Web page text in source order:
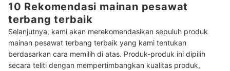
10 Rekomendasi mainan pesawat
terbang terbaik
Selanjutnya, kami akan merekomendasikan sepuluh produk
mainan pesawat terbang terbaik yang kami tentukan
berdasarkan cara memilih di atas. Produk-produk ini dipilih
secara teliti dengan mempertimbangkan kualitas produk,